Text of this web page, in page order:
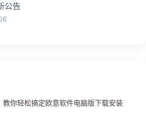
公告
教你轻松搞定欧意软件电脑版下载安装